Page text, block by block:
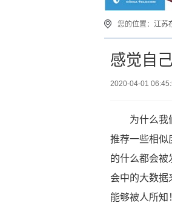
您的位置： 江苏
感觉自
2020-04-01
为什么我
推荐一些相似
的什么都会被
会中的大数据
能够被人所知